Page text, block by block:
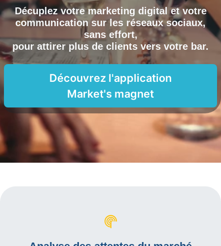
Décuplez votre marketing digital et votre
communication sur les réseaux sociaux,
sans effort,
pour attirer plus de clients versvotre bar.
Découvrez l'application
Market's magnet